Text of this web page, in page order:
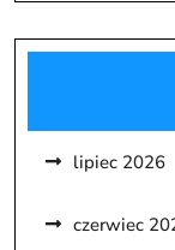
lipiec 2026
czerwiec